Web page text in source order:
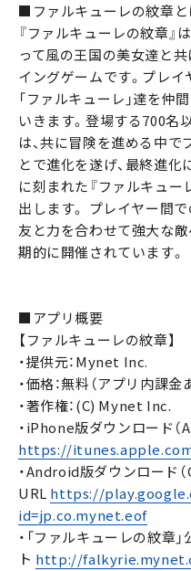
■ファルキューレの紋章と
『ファルキューレの紋章
って風の王国の美女達と
イングゲームです。プレ
「ファルキューレ」達を仲
いきます。登場する700名
は、共に冒険を進める中
とで進化を遂げ、最終進化
に刻まれた『ファルキュー
出します。 プレイヤー間
友と力を合わせて強大な
期的に開催されています。
■アプリ概要
【ファルキューレの紋章】
・提供元：Mynet Inc.
・価格：無料（アプリ内課金
・著作権：(C) Mynet Inc.
・iPhone版ダウンロード
https://
・Android版ダウンロード
URL https://
id=jp.co.mynet.eof
・「ファルキューレの紋章
ト http://